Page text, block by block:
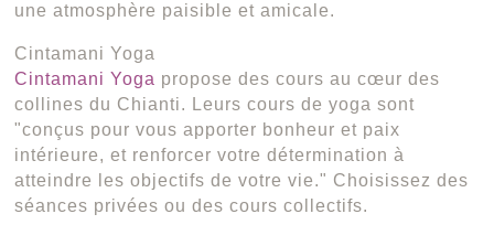
une atmosphère paisible et amicale.
Cintamani Yoga
Cintamani Yoga propose des cours au cœur des
collines du Chianti. Leurs cours de yoga sont
"conçus pour vous apporter bonheur et paix
intérieure, et renforcer votre détermination à
atteindre les objectifs de votre vie." Choisissez des
séances privées ou des cours collectifs.